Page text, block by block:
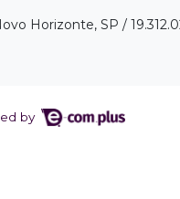
Horizonte, SP /
by